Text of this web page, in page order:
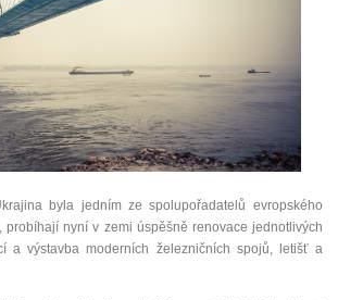
byla jedním ze spolupořadatelů evropského
probíhají nyní v zemi úspěšně renovace jednotlivých
a výstavba moderních železničních spojů, letišť a